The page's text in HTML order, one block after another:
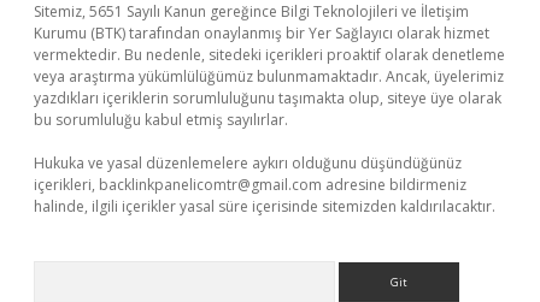
Sitemiz, 5651 Sayılı Kanun gereğince Bilgi Teknolojileri ve İletişim
Kurumu (BTK) tarafından onaylanmış bir Yer Sağlayıcı olarak hizmet
vermektedir. Bu nedenle, sitedeki içerikleri proaktif olarak denetleme
veya araştırma yükümlülüğümüz bulunmamaktadır. Ancak, üyelerimiz
yazdıkları içeriklerin sorumluluğunu taşımakta olup, siteye üye olarak
bu sorumluluğu kabul etmiş sayılırlar.
Hukuka ve yasal düzenlemelere aykırı olduğunu düşündüğünüz
içerikleri, backlinkpanelicomtr@gmail.com adresine bildirmeniz
halinde, ilgili içerikler yasal süre içerisinde sitemizden kaldırılacaktır.